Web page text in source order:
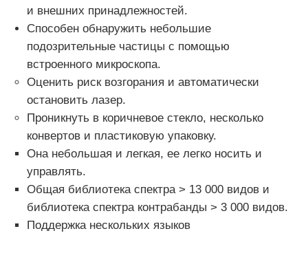
Дом
и внешних принадлежностей.
Способен обнаружить небольшие
подозрительные частицы с помощью
встроенного микроскопа.
Оценить риск возгорания и автоматически
остановить лазер.
Проникнуть в коричневое стекло, несколько
конвертов и пластиковую упаковку.
Она небольшая и легкая, ее легко носить и
управлять.
Общая библиотека спектра > 13 000 видов и
библиотека спектра контрабанды > 3 000 видов.
Поддержка нескольких языков